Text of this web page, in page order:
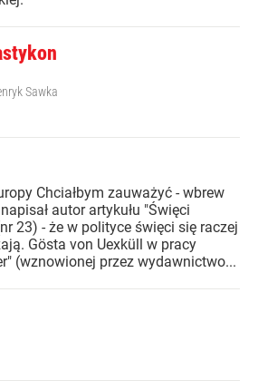
Sawka
Chciałbym zauważyć - wbrew
autor artykułu "Święci
23) - że w polityce święci się raczej
Gösta von Uexküll w pracy
(wznowionej przez wydawnictwo...